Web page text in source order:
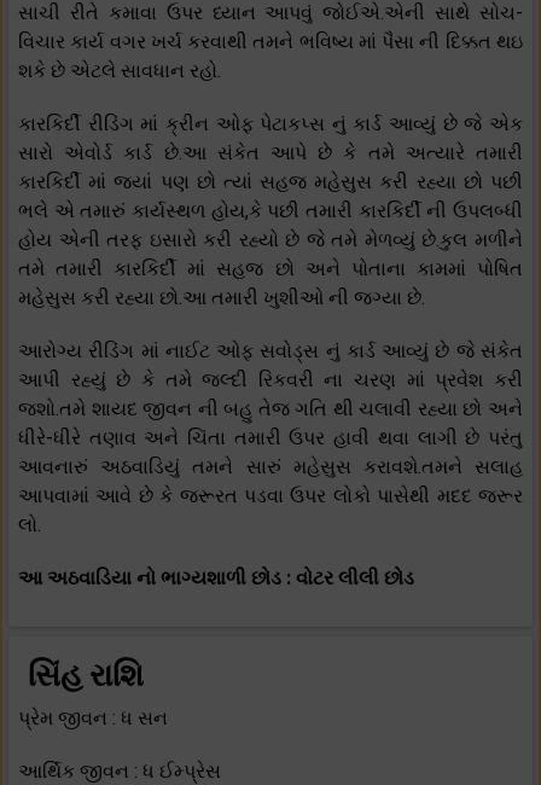
સાચી રીતે કમાવા ઉપર ધ્યાન આપવું જોઈએ.એની સાથે સોચ-
વિચાર કાર્ય વગર ખર્ચ કરવાથી તમને ભવિષ્ય માં પૈસા ની દિક્કત થઇ
શકે છે એટલે સાવધાન રહો.
કારકિર્દી રીડિંગ માં ક્રીન ઓફ પેટાકપ્સ નું કાર્ડ આવ્યું છે જે એક
સારો એવોર્ડ કાર્ડ છે.આ સંકેત આપે છે કે તમે અત્યારે તમારી
કારકિર્દી માં જ્યાં પણ છો ત્યાં સહજ મહેસુસ કરી રહ્યા છો પછી
ભલે એ તમારું કાર્યસ્થળ હોય,કે પછી તમારી કારકિર્દી ની ઉપલબ્ધી
હોય એની તરફ ઇસારો કરી રહ્યો છે જે તમે મેળવ્યું છે.કુલ મળીને
તમે તમારી કારકિર્દી માં સહજ છો અને પોતાના કામમાં પોષિત
મહેસુસ કરી રહ્યા છો.આ તમારી ખુશીઓ ની જગ્યા છે.
આરોગ્ય રીડિંગ માં નાઈટ ઓફ સવોડ્સ નું કાર્ડ આવ્યું છે જે સંકેત
આપી રહ્યું છે કે તમે જલ્દી રિકવરી ના ચરણ માં પ્રવેશ કરી
જશો.તમે શાયદ જીવન ની બહુ તેજ ગતિ થી ચલાવી રહ્યા છો અને
ધીરે-ધીરે તણાવ અને ચિંતા તમારી ઉપર હાવી થવા લાગી છે પરંતુ
આવનારું અઠવાડિયું તમને સારું મહેસુસ કરાવશે.તમને સલાહ
આપવામાં આવે છે કે જરૂરત પડવા ઉપર લોકો પાસેથી મદદ જરૂર
લો.
આ અઠવાડિયા નો ભાગ્યશાળી છોડ : વોટર લીલી છોડ
સિંહ રાશિ
પ્રેમ જીવન : ધ સન
આર્થિક જીવન : ધ ઈમ્પ્રેસ